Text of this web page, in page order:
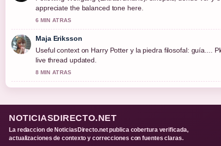
appreciate the balanced tone here.
6 MIN ATRAS
Maja Eriksson
Useful context on Harry Potter y la piedra filosofal: guía....
live thread updated.
8 MIN ATRAS
NOTICIASDIRECTO.NET
La redaccion de NoticiasDirecto.net publica cobertura verificada,
actualizaciones de contexto y correcciones con fuentes claras.